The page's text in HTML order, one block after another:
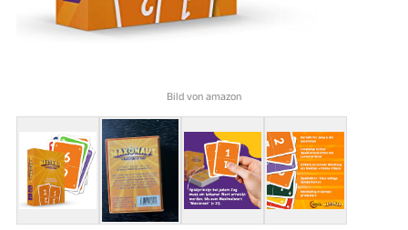
Bild von amazon